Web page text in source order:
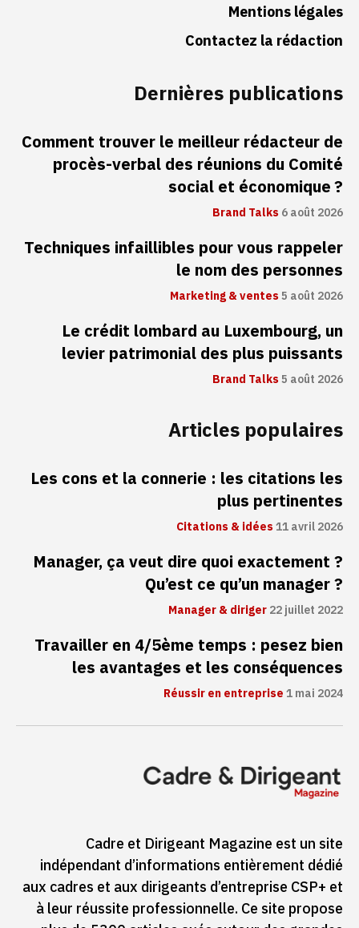
Mentions légales
Contactez la rédaction
Dernières publications
Comment trouver le meilleur rédacteur de
procès-verbal des réunions du Comité
social et économique ?
Brand Talks6 août 2026
Techniques infaillibles pour vous rappeler
le nom des personnes
Marketing & ventes5 août 2026
Le crédit lombard au Luxembourg, un
levier patrimonial des plus puissants
Brand Talks5 août 2026
Articles populaires
Les cons et la connerie : les citations les
plus pertinentes
Citations & idées11 avril 2026
Manager, ça veut dire quoi exactement ?
Qu’est ce qu’un manager ?
Manager & diriger22 juillet 2022
Travailler en 4/5ème temps : pesez bien
les avantages et les conséquences
Réussir en entreprise1 mai 2024
Cadre et Dirigeant Magazine est un site
indépendant d’informations entièrement dédié
aux cadres et aux dirigeants d’entreprise CSP+ et
à leur réussite professionnelle. Ce site propose